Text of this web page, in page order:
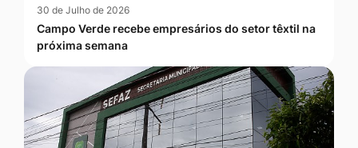
30 de Julho de 2026
Campo Verde recebe empresários do setor têxtil na
próxima semana